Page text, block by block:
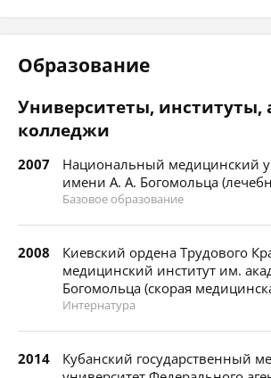
Образование
Университеты, институты,
колледжи
2007
Национальный медицинский
имени А. А. Богомольца
Базовое образование
2008
Киевский ордена Трудового
медицинский институт им.
Богомольца (скорая
Интернатура
2014
Кубанский государственный